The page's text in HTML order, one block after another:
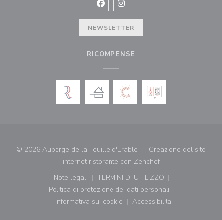
Facebook ((apre una nuova
Instagram ((apre una nuova
NEWSLETTER
RICOMPENSE
© 2026 Auberge de la Feuille d'Erable — Creazione del sito
internet ristorante con Zenchef((apre una nuova
Note legali
((apre una nuova finestra))
TERMINI DI UTILIZZO
((apre una nuova finestra))
Politica di protezione dei dati personali
((apre una nuova finestra))
Informativa sui cookie
((apre una nuova finestra))
Accessibilita
((apre una nuova